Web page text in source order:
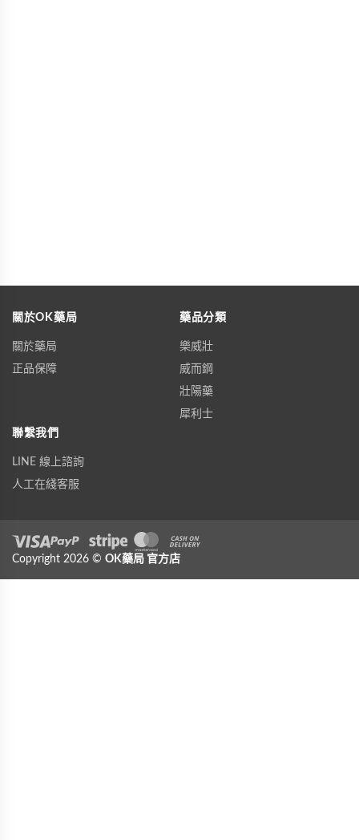
關於OK藥局
關於藥局
正品保障
藥品分類
樂威壯
威而鋼
壯陽藥
犀利士
聯繫我們
LINE 線上諮詢
人工在綫客服
Visa PayPalStripe MasterCardCash On Delivery
Copyright 2026 © OK藥局 官方店